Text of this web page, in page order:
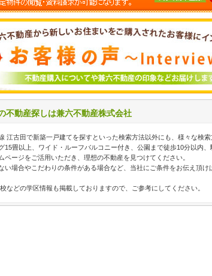
不動産探しは兼六不動産株式会社
江古田で新築一戸建てを探すといった検索方法以外にも、様々な検
15畳以上、ワイド・ルーフバルコニー付き、公園まで徒歩10分以
ージをご活用いただき、理想の不動産を見つけてください。
い場合やこだわりの条件がある場合など、当社にご条件をお伝え頂
などの学区情報も掲載しておりますので、ご参考にしてください。